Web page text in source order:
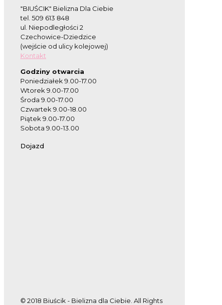
"BIUŚCIK" Bielizna Dla Ciebie
tel. 509 613 848
ul. Niepodległości 2
Czechowice-Dziedzice
(wejście od ulicy kolejowej)
Kontakt
Godziny otwarcia
Poniedziałek 9.00-17.00
Wtorek 9.00-17.00
Środa 9.00-17.00
Czwartek 9.00-18.00
Piątek 9.00-17.00
Sobota 9.00-13.00
Dojazd
© 2018 Biuścik - Bielizna dla Ciebie. All Rights